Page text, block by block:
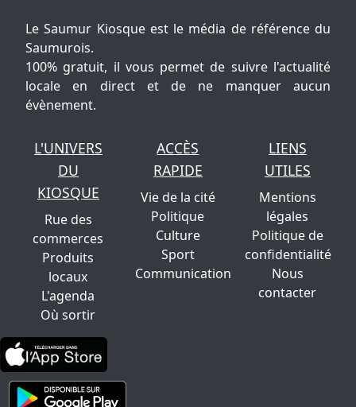
Le Saumur Kiosque est le média de référence du
Saumurois.
100% gratuit, il vous permet de suivre l'actualité
locale en direct et de ne manquer aucun
évènement.
L'UNIVERS
DU
KIOSQUE
Rue des
commerces
Produits
locaux
L'agenda
Où sortir
ACCÈS
RAPIDE
Vie de la cité
Politique
Culture
Sport
Communication
LIENS
UTILES
Mentions
légales
Politique de
confidentialité
Nous
contacter